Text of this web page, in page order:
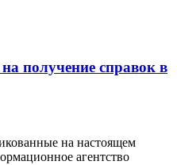
получение справок в
на настоящем
агентство